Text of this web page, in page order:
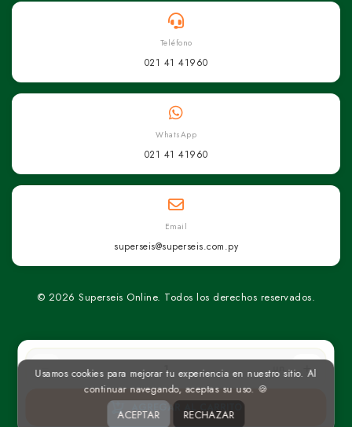
un
AGREGAR AL CARRITO
Teléfono
021 41 41960
WhatsApp
021 41 41960
Email
superseis@superseis.com.py
© 2026 Superseis Online. Todos los derechos reservados.
Usamos cookies para mejorar tu experiencia en nuestro sitio. Al
continuar navegando, aceptas su uso. 🍪
ACEPTAR RECHAZAR